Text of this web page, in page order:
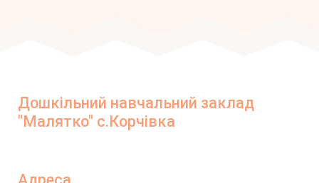
Дошкільний навчальний заклад
"Малятко" с.Корчівка